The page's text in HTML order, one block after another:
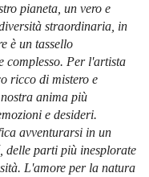
pianeta, un vero e
straordinaria, in
è un tassello
complesso. Per l'artista
ricco di mistero e
anima più
e desideri.
avventurarsi in un
delle parti più inesplorate
L'amore per la natura